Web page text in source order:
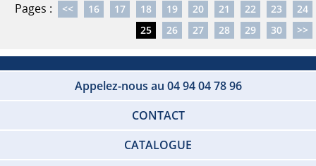
Pages : << 16 17 18 19 20 21 22 23
24
25
26 27 28 29 30 >>
Appelez-nous au 04 94 04 78 96
CONTACT
CATALOGUE